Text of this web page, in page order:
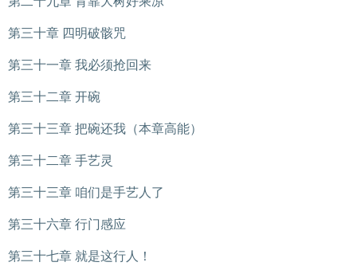
第三十章 四明破骸咒
第三十一章 我必须抢回来
第三十二章 开碗
第三十三章 把碗还我（本章高能）
第三十二章 手艺灵
第三十三章 咱们是手艺人了
第三十六章 行门感应
第三十七章 就是这行人！